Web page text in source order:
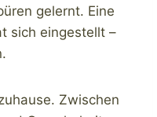
gelernt. Eine
sich eingestellt –
Zwischen